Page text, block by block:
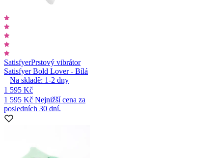
SatisfyerPrstový vibrátor
Satisfyer Bold Lover - Bílá
Na skladě: 1-2 dny
1 595 Kč
1 595 Kč Nejnižší cena za
posledních 30 dní.